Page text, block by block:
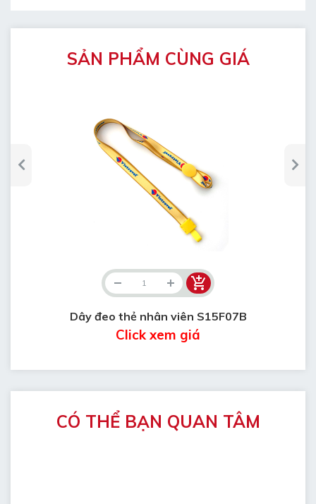
SẢN PHẨM CÙNG GIÁ
Dây đeo thẻ nhân viên S15F07B
Click xem giá
CÓ THỂ BẠN QUAN TÂM